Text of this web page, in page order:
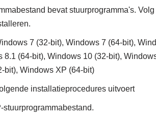
bevat stuurprogramma's.
7 (32-bit), Windows 7 (64-bit),
8.1 (64-bit), Windows 10 (32-bit),
bit), Windows XP (64-bit)
installatieprocedures uitvoert